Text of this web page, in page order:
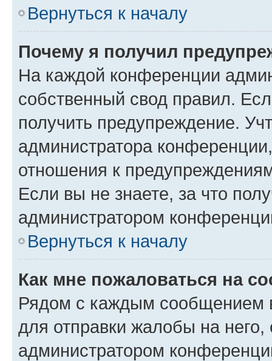
Вернуться к началу
Почему я получил
На каждой конференции
собственный свод правил.
получить предупреждение.
администратора
отношения к
Если вы не знаете, за что
администратором
Вернуться к началу
Как мне пожаловаться на
Рядом с каждым сообщением
для отправки жалобы на
администратором